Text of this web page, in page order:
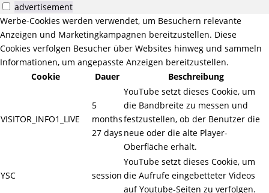
advertisement
Werbe-Cookies werden verwendet, um Besuchern relevante
Anzeigen und Marketingkampagnen bereitzustellen. Diese
Cookies verfolgen Besucher über Websites hinweg und sammeln
Informationen, um angepasste Anzeigen bereitzustellen.
Cookie
Dauer Beschreibung
VISITOR_INFO1_LIVE
5
months
27 days
YouTube setzt dieses Cookie, um
die Bandbreite zu messen und
festzustellen, ob der Benutzer die
neue oder die alte Player-
Oberfläche erhält.
YSC session
YouTube setzt dieses Cookie, um
die Aufrufe eingebetteter Videos
auf Youtube-Seiten zu verfolgen.